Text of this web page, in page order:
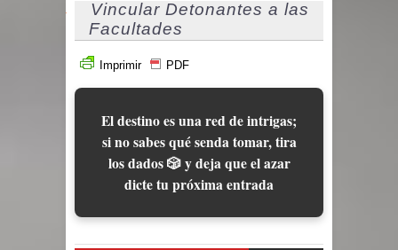
Vincular Detonantes a las
Facultades
Imprimir PDF
El destino es una red de intrigas;
si no sabes qué senda tomar, tira
los dados 🎲 y deja que el azar
dicte tu próxima entrada